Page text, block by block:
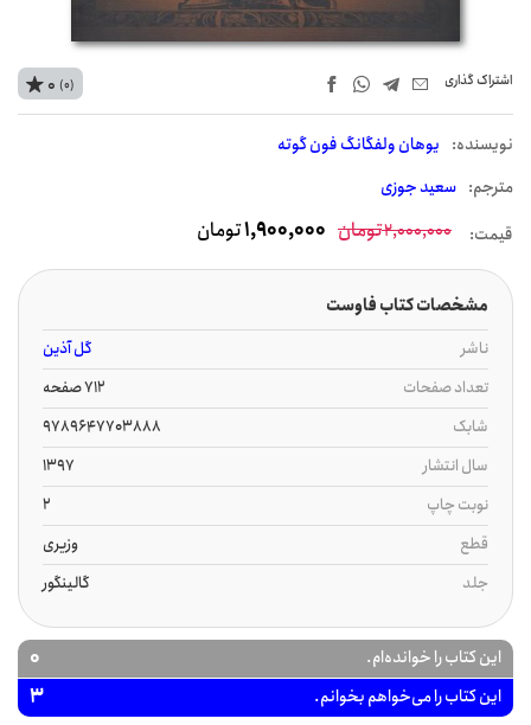
اشتراک‌ گذاری
نويسنده: یوهان ولفگانگ فون گوته
مترجم: سعید جوزی
0 (0)
قیمت: 2,000,000تومان 1,900,000تومان
مشخصات کتاب فاوست
ناشر
گل آذین
تعداد صفحات
712 صفحه
شابک
9789647703888
سال انتشار
1397
نوبت چاپ
2
قطع
وزیری
جلد
گالینگور
این کتاب را خوانده‌ام. 0
این کتاب را می‌خواهم بخوانم.
3